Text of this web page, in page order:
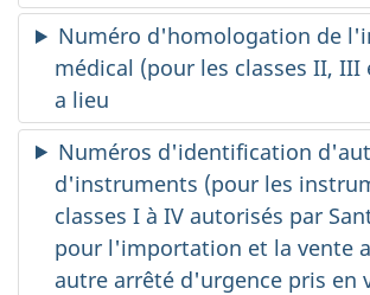
Numéro d'homologation de
médical (pour les classes II, III
a lieu
Numéros d'identification
d'instruments (pour les
classes I à IV autorisés par
pour l'importation et la vente
autre arrêté d'urgence pris en